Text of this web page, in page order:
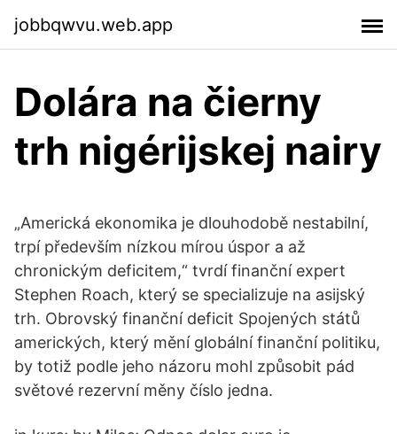
jobbqwvu.web.app
Dolára na čierny
trh nigérijskej nairy
„Americká ekonomika je dlouhodobě nestabilní,
trpí především nízkou mírou úspor a až
chronickým deficitem,“ tvrdí finanční expert
Stephen Roach, který se specializuje na asijský
trh. Obrovský finanční deficit Spojených států
amerických, který mění globální finanční politiku,
by totiž podle jeho názoru mohl způsobit pád
světové rezervní měny číslo jedna.